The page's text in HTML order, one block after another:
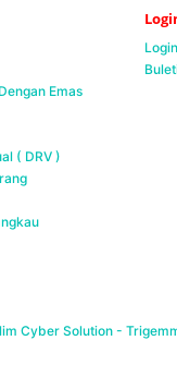
Emas
( DRV )
Cyber Solution -